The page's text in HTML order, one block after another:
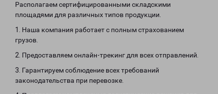
Располагаем сертифицированными складскими
площадями для различных типов продукции.
1. Наша компания работает с полным страхованием
грузов.
2. Предоставляем онлайн-трекинг для всех отправлений.
3. Гарантируем соблюдение всех требований
законодательства при перевозке.